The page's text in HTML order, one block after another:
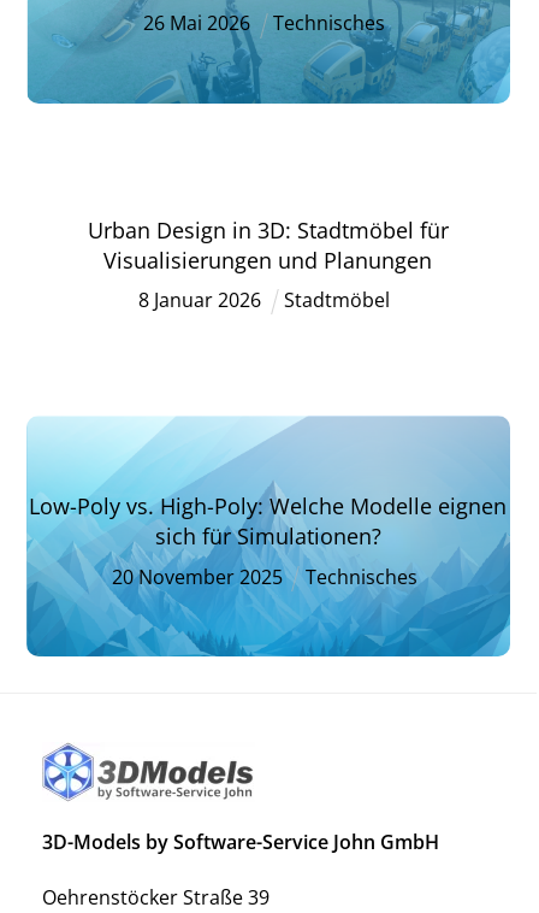
26 Mai 2026 Technisches
Urban Design in 3D: Stadtmöbel für
Visualisierungen und Planungen
8 Januar 2026 Stadtmöbel
Low-Poly vs. High-Poly: Welche Modelle eignen
sich für Simulationen?
20November2025 Technisches
3D-Models by Software-Service John GmbH
Oehrenstöcker Straße 39